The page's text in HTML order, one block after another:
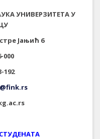
УНИВЕРЗИТЕТА У
Јањић 6
000
192